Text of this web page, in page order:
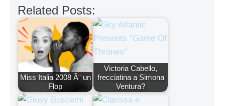
Related Posts:
Miss Italia 2008 Ã¨ un
Flop
Victoria Cabello,
frecciatina a Simona
Ventura?